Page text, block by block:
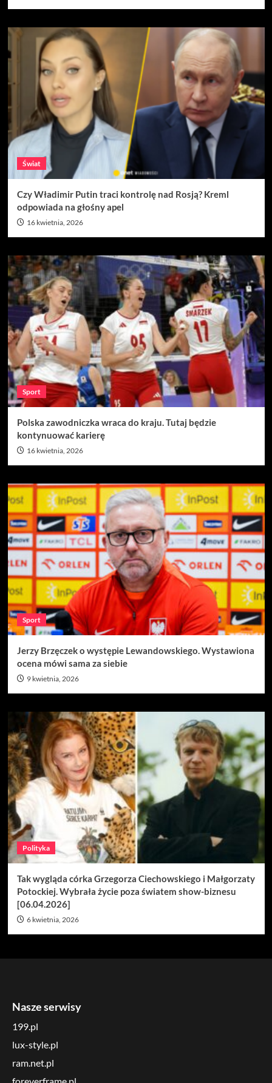
Świat
Czy Władimir Putin traci kontrolę nad Rosją? Kreml
odpowiada na głośny apel
16 kwietnia, 2026
Sport
Polska zawodniczka wraca do kraju. Tutaj będzie
kontynuować karierę
16 kwietnia, 2026
Sport
Jerzy Brzęczek o występie Lewandowskiego. Wystawiona
ocena mówi sama za siebie
9 kwietnia, 2026
Polityka
Tak wygląda córka Grzegorza Ciechowskiego i Małgorzaty
Potockiej. Wybrała życie poza światem show-biznesu
[06.04.2026]
6 kwietnia, 2026
Nasze serwisy
199.pl
lux-style.pl
ram.net.pl